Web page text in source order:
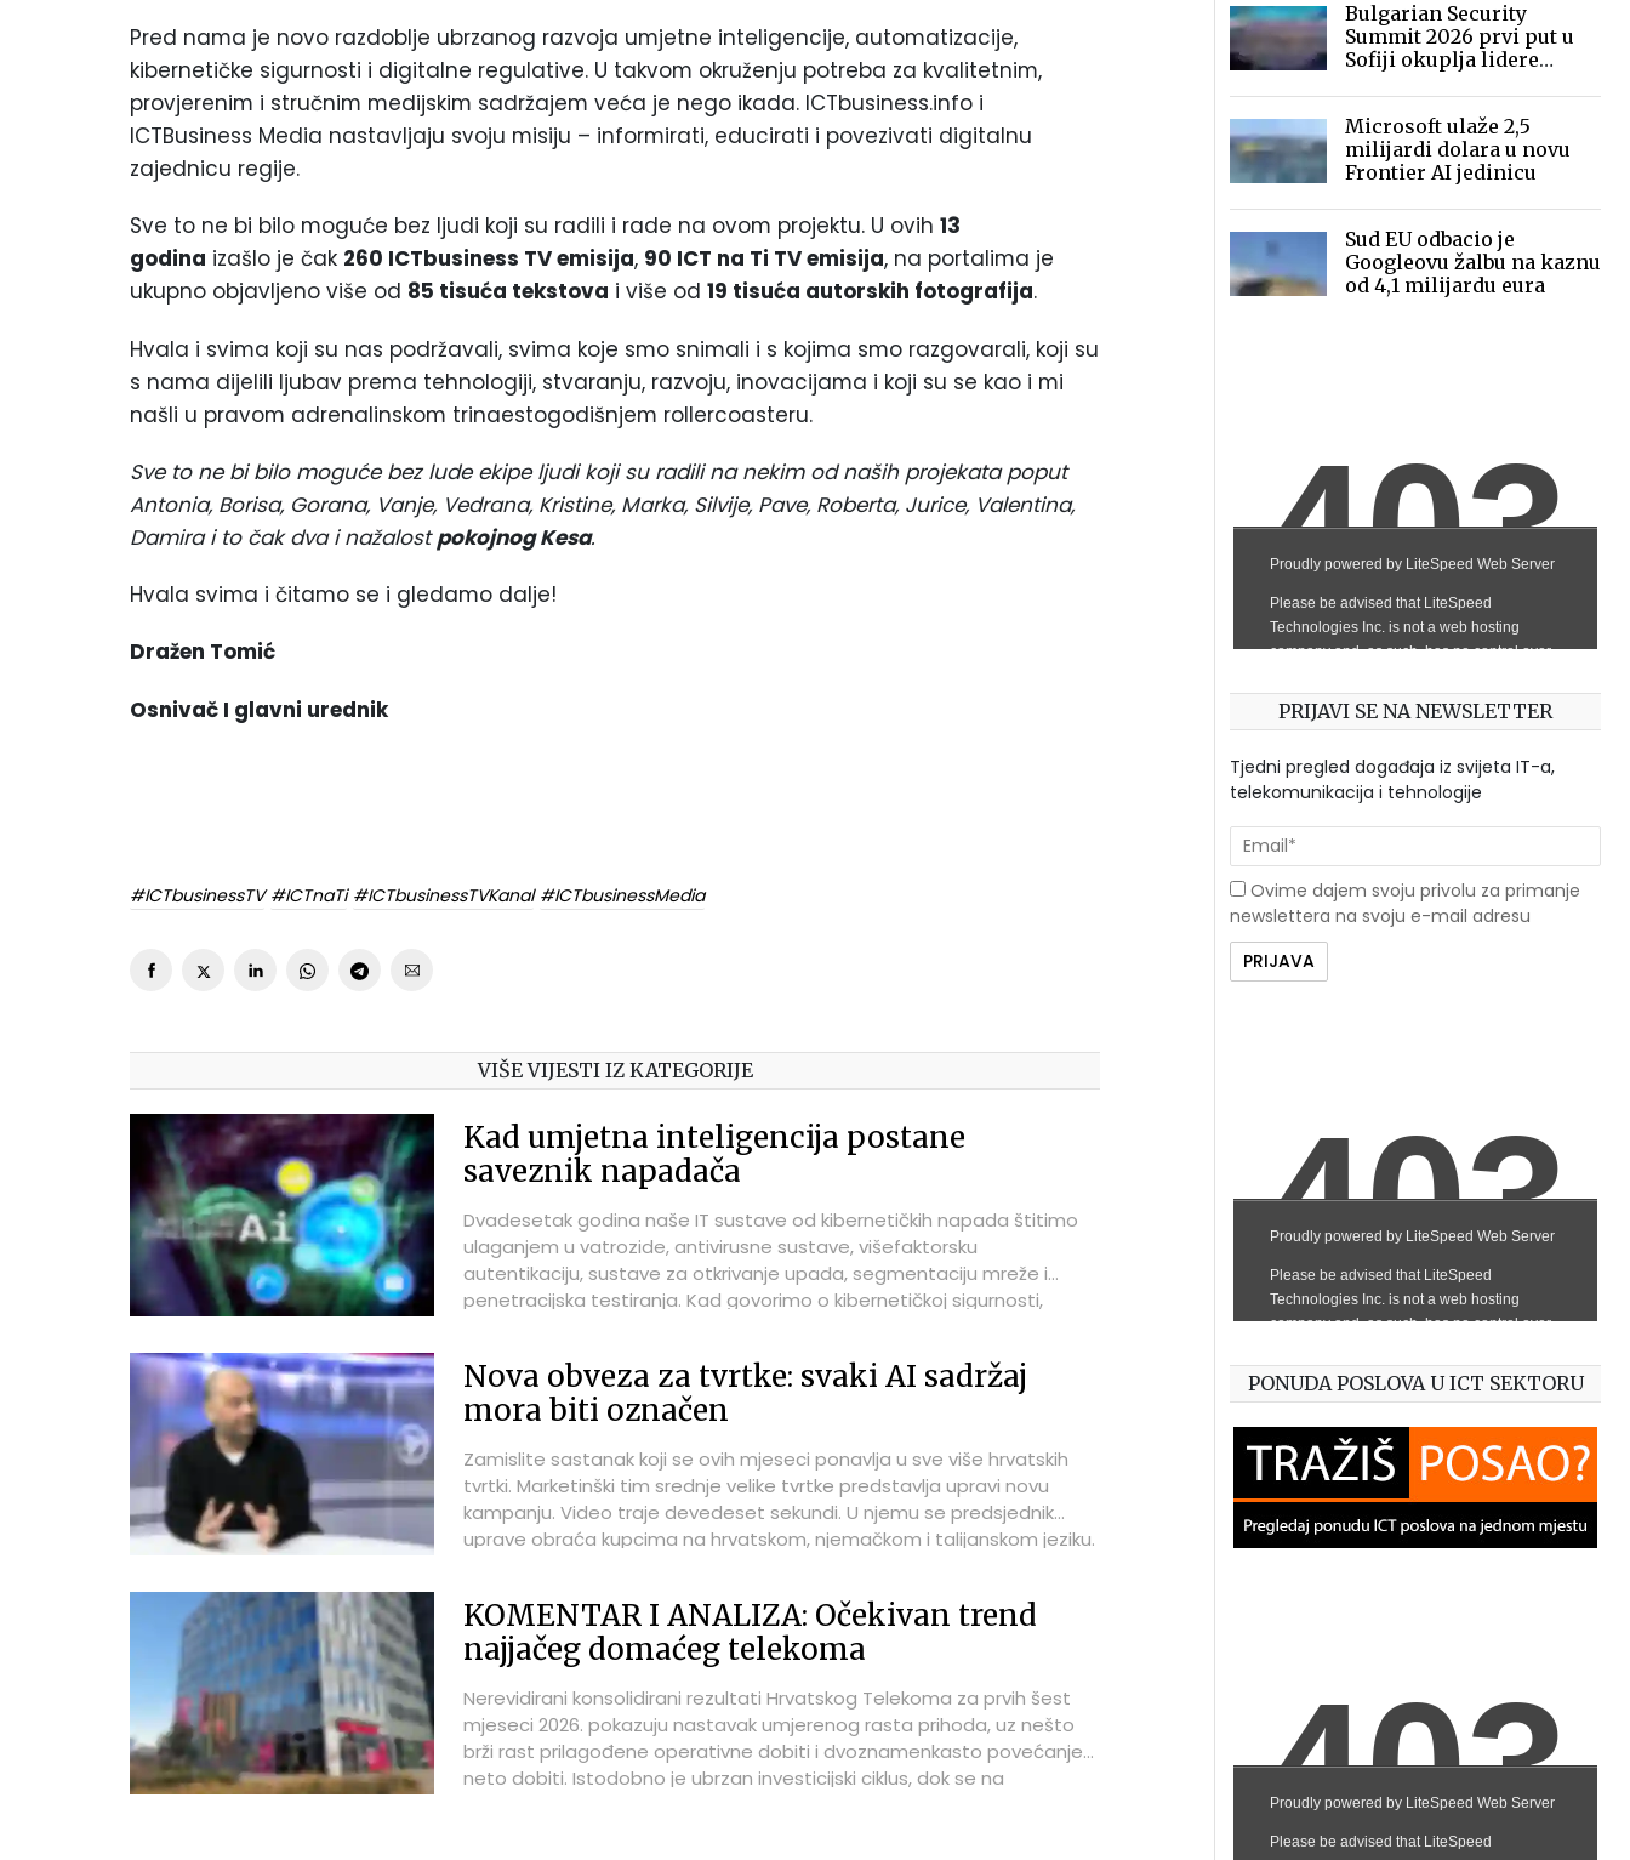
Pred nama je novo razdoblje ubrzanog razvoja umjetne inteligencije, automatizacije,
kibernetičke sigurnosti i digitalne regulative. U takvom okruženju potreba za kvalitetnim,
provjerenim i stručnim medijskim sadržajem veća je nego ikada. ICTbusiness.info i
ICTBusiness Media nastavljaju svoju misiju – informirati, educirati i povezivati digitalnu
zajednicu regije.
Sve to ne bi bilo moguće bez ljudi koji su radili i rade na ovom projektu. U ovih 13
godina izašlo je čak 260 ICTbusiness TV emisija, 90 ICT na Ti TV emisija, na portalima je
ukupno objavljeno više od 85 tisuća tekstova i više od 19 tisuća autorskih fotografija.
Hvala i svima koji su nas podržavali, svima koje smo snimali i s kojima smo razgovarali, koji su
s nama dijelili ljubav prema tehnologiji, stvaranju, razvoju, inovacijama i koji su se kao i mi
našli u pravom adrenalinskom trinaestogodišnjem rollercoasteru.
Sve to ne bi bilo moguće bez lude ekipe ljudi koji su radili na nekim od naših projekata poput
Antonia, Borisa, Gorana, Vanje, Vedrana, Kristine, Marka, Silvije, Pave, Roberta, Jurice, Valentina,
Damira i to čak dva i nažalostpokojnog Kesa.
Hvala svima i čitamo se i gledamo dalje!
Dražen Tomić
Osnivač I glavni urednik
#ICTbusinessTV #ICTnaTi #ICTbusinessTVKanal #ICTbusinessMedia
VIŠE VIJESTI IZ KATEGORIJE
Kad umjetna inteligencija postane
saveznik napadača
Dvadesetak godina naše IT sustave od kibernetičkih napada štitimo
ulaganjem u vatrozide, antivirusne sustave, višefaktorsku
autentikaciju, sustave za otkrivanje upada, segmentaciju mreže i
penetracijska testiranja. Kad govorimo o kibernetičkoj sigurnosti,
Nova obveza za tvrtke: svaki AI sadržaj
mora biti označen
Zamislite sastanak koji se ovih mjeseci ponavlja u sve više hrvatskih
tvrtki. Marketinški tim srednje velike tvrtke predstavlja upravi novu
kampanju. Video traje devedeset sekundi. U njemu se predsjednik
uprave obraća kupcima na hrvatskom, njemačkom i talijanskom jeziku.
sinkronizacija stajali su gotovo ništa. Predsjednik uprave, dakako, ne
govori talijanski. Njegov glas i pokrete usana generirao je AI alat.
KOMENTAR I ANALIZA: Očekivan trend
najjačeg domaćeg telekoma
Nerevidirani konsolidirani rezultati Hrvatskog Telekoma za prvih šest
mjeseci 2026. pokazuju nastavak umjerenog rasta prihoda, uz nešto
brži rast prilagođene operativne dobiti i dvoznamenkasto povećanje
neto dobiti. Istodobno je ubrzan investicijski ciklus, dok se na
Bulgarian Security
Summit 2026 prvi put u
Sofiji okuplja lidere
Microsoft ulaže 2,5
milijardi dolara u novu
Frontier AI jedinicu
Sud EU odbacio je
Googleovu žalbu na kaznu
od 4,1 milijardu eura
PRIJAVI SE NA NEWSLETTER
Tjedni pregled događaja iz svijeta IT-a,
telekomunikacija i tehnologije
Ovime dajem svoju privolu za primanje
newslettera na svoju e-mail adresu
PONUDA POSLOVA U ICT SEKTORU